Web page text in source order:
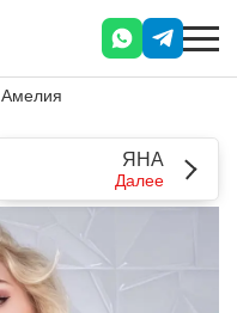
Амелия
ЯНА
Далее